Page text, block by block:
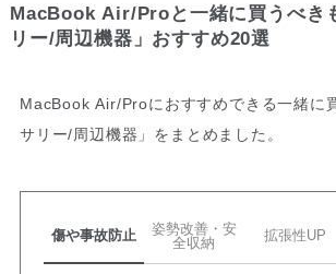
MacBook Air/Proと一緒に買うべき
リー/周辺機器」おすすめ20選
MacBook Air/Proにおすすめできる一緒に
サリー/周辺機器」をまとめました。
傷や事故防止
姿勢改善・安
全収納
拡張性UP